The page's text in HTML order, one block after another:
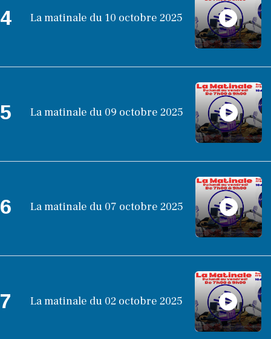
4 La matinale du 10 octobre 2025
5 La matinale du 09 octobre 2025
6 La matinale du 07 octobre 2025
7 La matinale du 02 octobre 2025